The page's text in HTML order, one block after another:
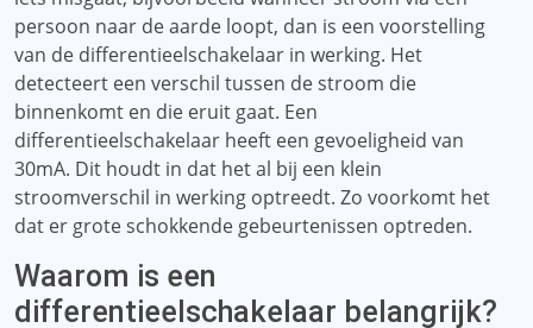
persoon naar de aarde loopt, dan is een voorstelling
van de differentieelschakelaar in werking. Het
detecteert een verschil tussen de stroom die
binnenkomt en die eruit gaat. Een
differentieelschakelaar heeft een gevoeligheid van
30mA. Dit houdt in dat het al bij een klein
stroomverschil in werking optreedt. Zo voorkomt het
dat er grote schokkende gebeurtenissen optreden.
Waarom is een
differentieelschakelaar belangrijk?